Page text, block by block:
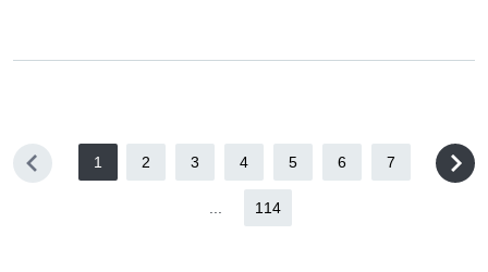
1 2 3 4 5 6 7
114